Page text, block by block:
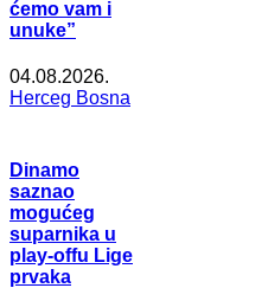
ćemo vam i
unuke”
04.08.2026.
Herceg Bosna
Dinamo
saznao
mogućeg
suparnika u
play-offu Lige
prvaka